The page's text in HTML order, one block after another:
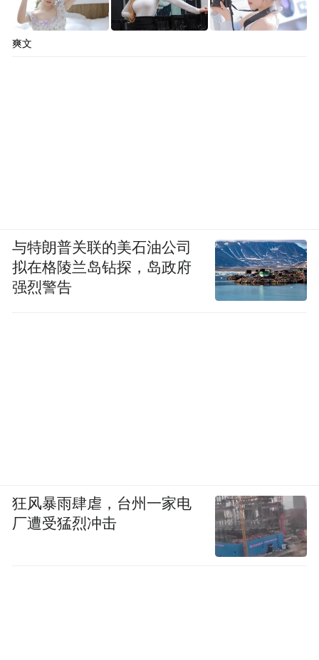
爽文
与特朗普关联的美石油公司
拟在格陵兰岛钻探，岛政府
强烈警告
狂风暴雨肆虐，台州一家电
厂遭受猛烈冲击